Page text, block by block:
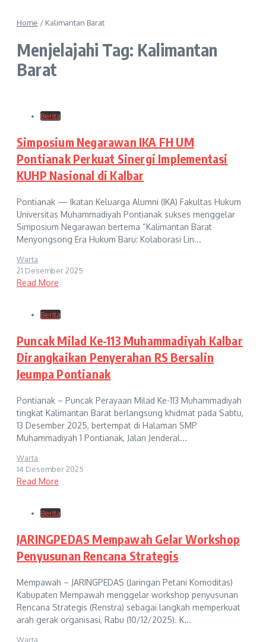
Home / Kalimantan Barat
Menjelajahi Tag: Kalimantan
Barat
Berita
Simposium Negarawan IKA FH UM
Pontianak Perkuat Sinergi Implementasi
KUHP Nasional di Kalbar
Pontianak — Ikatan Keluarga Alumni (IKA) Fakultas Hukum
Universitas Muhammadiyah Pontianak sukses menggelar
Simposium Negarawan bertema “Kalimantan Barat
Menyongsong Era Hukum Baru: Kolaborasi Lin...
Warta
21 Desember 2025
Read More
Berita
Puncak Milad Ke-113 Muhammadiyah Kalbar
Dirangkaikan Penyerahan RS Bersalin
Jeumpa Pontianak
Pontianak – Puncak Perayaan Milad Ke-113 Muhammadiyah
tingkat Kalimantan Barat berlangsung khidmat pada Sabtu,
13 Desember 2025, bertempat di Halaman SMP
Muhammadiyah 1 Pontianak, Jalan Jenderal...
Warta
14 Desember 2025
Read More
Berita
JARINGPEDAS Mempawah Gelar Workshop
Penyusunan Rencana Strategis
Mempawah – JARINGPEDAS (Jaringan Petani Komoditas)
Kabupaten Mempawah menggelar workshop penyusunan
Rencana Strategis (Renstra) sebagai langkah memperkuat
arah gerak organisasi, Rabu (10/12/2025). K...
Warta